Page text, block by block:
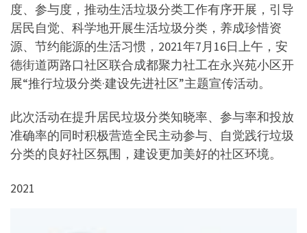
度、参与度，推动生活垃圾分类工作有序开展，引导
居民自觉、科学地开展生活垃圾分类，养成珍惜资
源、节约能源的生活习惯，2021年7月16日上午，安
德街道两路口社区联合成都聚力社工在永兴苑小区开
展“推行垃圾分类·建设先进社区”主题宣传活动。
此次活动在提升居民垃圾分类知晓率、参与率和投放
准确率的同时积极营造全民主动参与、自觉践行垃圾
分类的良好社区氛围，建设更加美好的社区环境。
2021